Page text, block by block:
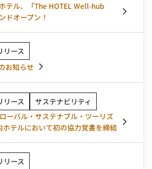
テル、「The HOTEL Well-hub
ドオープン！
リース
お知らせ
リース
サステナビリティ
ーバル・サステナブル・ツーリズ
テルにおいて初の協力覚書を締結
リース